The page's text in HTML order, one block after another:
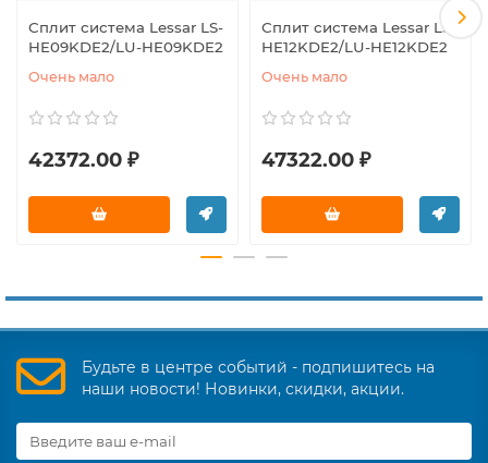
Сплит система Lessar LS-
HE09KDE2/LU-HE09KDE2
Очень мало
42372.00 ₽
Сплит система Lessar LS-
HE12KDE2/LU-HE12KDE2
Очень мало
47322.00 ₽
Будьте в центре событий - подпишитесь на
наши новости! Новинки, скидки, акции.